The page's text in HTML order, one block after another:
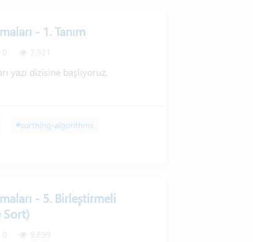
- 1. Tanım
0 7.921
yazı dizisine başlıyoruz.
#sorthing-algorithms
- 5. Birleştirmeli
Sort)
0 9.899